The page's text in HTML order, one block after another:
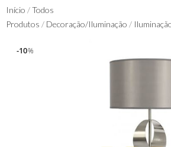
Início /Todos
Produtos / Decoração/Iluminação /
%
10%
10